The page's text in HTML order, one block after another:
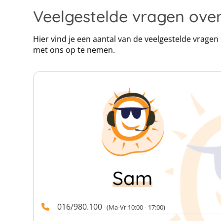
Veelgestelde vragen
Hier vind je een aantal van de veelgestelde
met ons op te nemen.
Sam
016/980.100 (Ma-Vr 10:00 - 17:00)